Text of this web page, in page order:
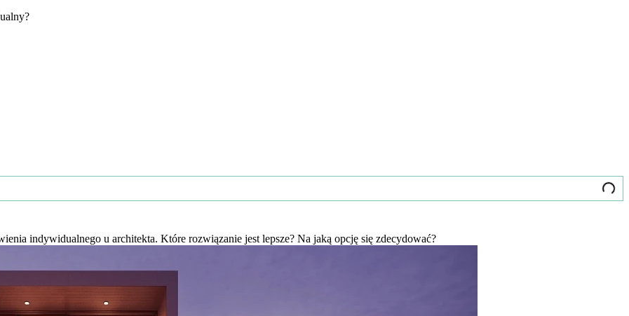
indywidualnego u architekta. Które rozwiązanie jest lepsze? Na jaką opcję się zdecydować?